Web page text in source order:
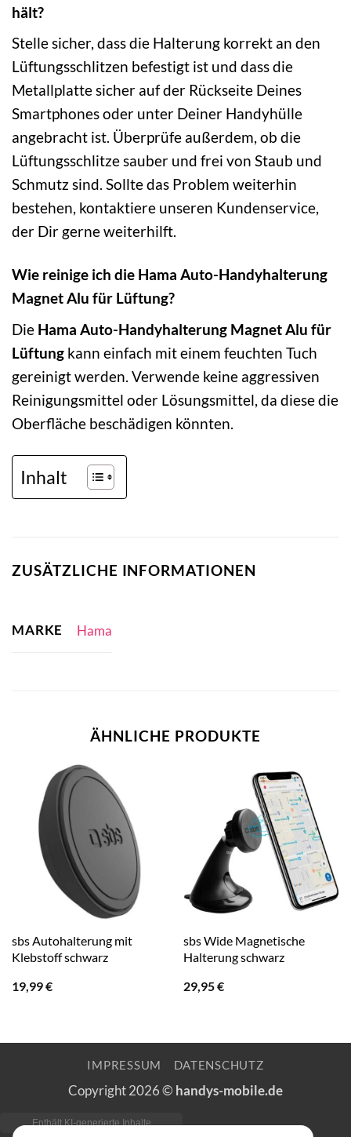
hält?
Stelle sicher, dass die Halterung korrekt an den
Lüftungsschlitzen befestigt ist und dass die
Metallplatte sicher auf der Rückseite Deines
Smartphones oder unter Deiner Handyhülle
angebracht ist. Überprüfe außerdem, ob die
Lüftungsschlitze sauber und frei von Staub und
Schmutz sind. Sollte das Problem weiterhin
bestehen, kontaktiere unseren Kundenservice,
der Dir gerne weiterhilft.
Wie reinige ich die Hama Auto-Handyhalterung
Magnet Alu für Lüftung?
Die Hama Auto-Handyhalterung Magnet Alu für
Lüftung kann einfach mit einem feuchten Tuch
gereinigt werden. Verwende keine aggressiven
Reinigungsmittel oder Lösungsmittel, da diese die
Oberfläche beschädigen könnten.
Inhalt
ZUSÄTZLICHE INFORMATIONEN
MARKE Hama
ÄHNLICHE PRODUKTE
sbs Autohalterung mit
Klebstoff schwarz
19,99€
sbs Wide Magnetische
Halterung schwarz
29,95€
IMPRESSUM DATENSCHUTZ
Copyright 2026 © handys-mobile.de